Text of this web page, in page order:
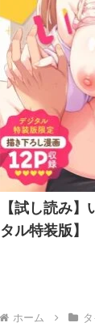
【試し読み
タル特装版】
ホーム